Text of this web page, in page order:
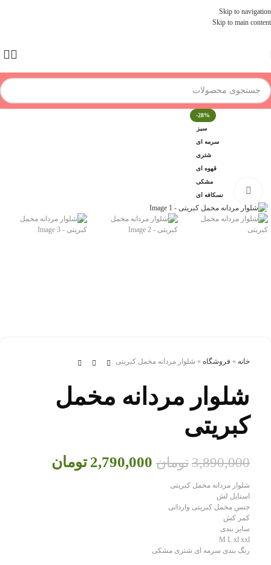
Skip to navigation
Skip to main content
-28%
سبز
سرمه ای
شتری
قهوه ای
مشکی
نسکافه ای
خانه » فروشگاه » شلوار مردانه مخمل کبریتی
شلوار مردانه مخمل
کبریتی
3,890,000 تومان 2,790,000 تومان
شلوار مردانه مخمل کبریتی
استایل لش
جنس مخمل کبریتی وارداتی
کمر کش
سایز بندی
M L xl xxl
رنگ بندی سرمه ای شتری مشکی